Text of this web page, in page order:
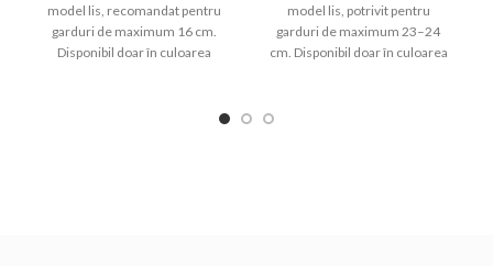
model lis, recomandat pentru
garduri de maximum 16 cm.
Disponibil doar în culoarea
model lis, potrivit pentru
garduri de maximum 23–24
cm. Disponibil doar în culoarea